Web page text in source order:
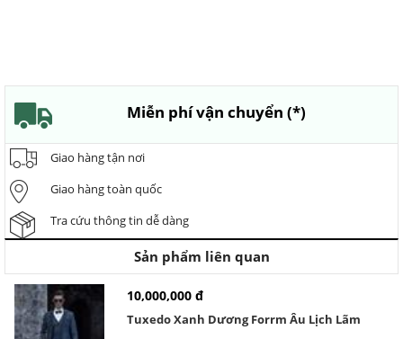
Miễn phí vận chuyển (*)
Giao hàng tận nơi
Giao hàng toàn quốc
Tra cứu thông tin dễ dàng
Sản phẩm liên quan
10,000,000 đ
Tuxedo Xanh Dương Forrm Âu Lịch Lãm